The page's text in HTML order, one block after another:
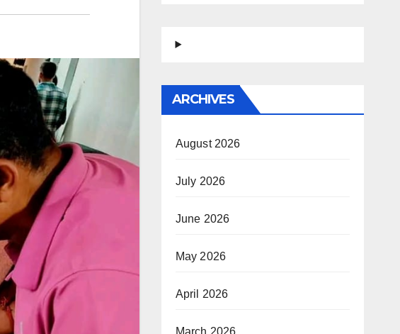
ARCHIVES
August 2026
July 2026
June 2026
May 2026
April 2026
March 2026